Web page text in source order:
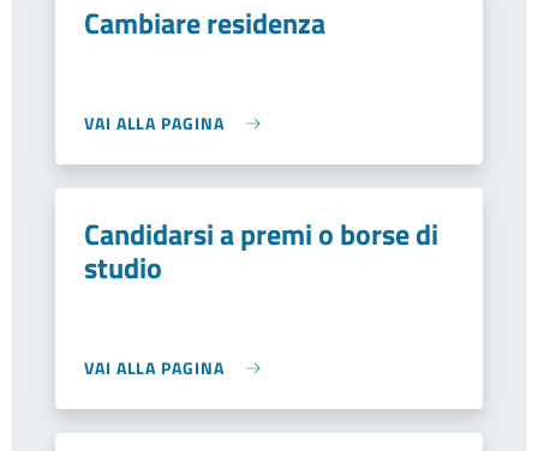
Cambiare residenza
VAI ALLA PAGINA
Candidarsi a premi o borse di
studio
VAI ALLA PAGINA